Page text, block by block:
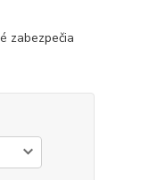
zabezpečia